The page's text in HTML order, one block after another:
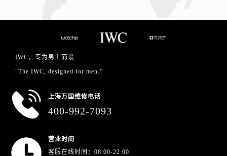
IWC，专为男士而设
"The IWC, designed for men.”
上海万国维修电话
400-992-7093
营业时间
客服在线时间：08:00-22:00